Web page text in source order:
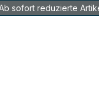
sofort reduzierte